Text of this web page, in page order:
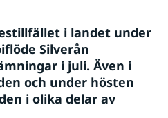
i landet under
Silverån
i juli. Även i
och under hösten
i olika delar av